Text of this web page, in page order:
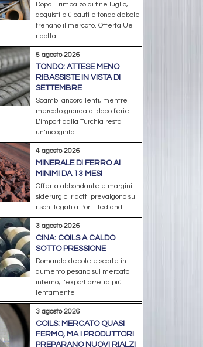
Dopo il rimbalzo di fine luglio,
acquisti più cauti e tondo debole
frenano il mercato. Offerta Ue
ridotta
5 agosto 2026
TONDO: ATTESE MENO
RIBASSISTE IN VISTA DI
SETTEMBRE
Scambi ancora lenti, mentre il
mercato guarda al dopo ferie.
L’import dalla Turchia resta
un’incognita
4 agosto 2026
MINERALE DI FERRO AI
MINIMI DA 13 MESI
Offerta abbondante e margini
siderurgici ridotti prevalgono sui
rischi legati a Port Hedland
3 agosto 2026
CINA: COILS A CALDO
SOTTO PRESSIONE
Domanda debole e scorte in
aumento pesano sul mercato
interno; l’export arretra più
lentamente
3 agosto 2026
COILS: MERCATO QUASI
FERMO, MA I PRODUTTORI
PREPARANO NUOVI RIALZI